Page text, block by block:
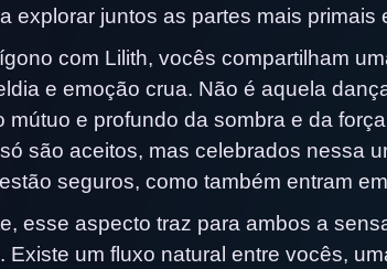
explorar juntos as partes mais
com Lilith, vocês compartilham
e emoção crua. Não é aquela
mútuo e profundo da sombra e da
são aceitos, mas celebrados nessa
seguros, como também entram
esse aspecto traz para ambos a
Existe um fluxo natural entre vocês,